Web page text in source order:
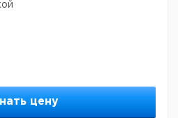
цену